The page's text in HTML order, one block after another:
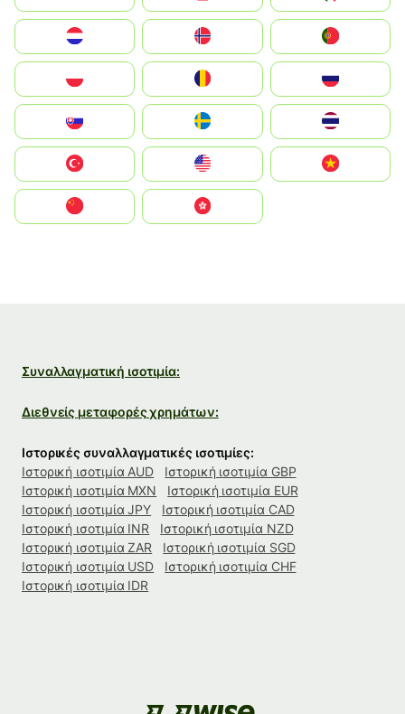
United States
中國香港特別行政區
Συναλλαγματική ισοτιμία:
Διεθνείς μεταφορές χρημάτων:
Ιστορικές συναλλαγματικές ισοτιμίες:
Ιστορική ισοτιμία AUD
Ιστορική ισοτιμία GBP
Ιστορική ισοτιμία MXN
Ιστορική ισοτιμία EUR
Ιστορική ισοτιμία JPY
Ιστορική ισοτιμία CAD
Ιστορική ισοτιμία INR
Ιστορική ισοτιμία NZD
Ιστορική ισοτιμία ZAR
Ιστορική ισοτιμία SGD
Ιστορική ισοτιμία USD
Ιστορική ισοτιμία CHF
Ιστορική ισοτιμία IDR